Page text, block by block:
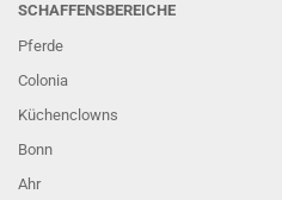
SCHAFFENSBEREICHE
Pferde
Colonia
Küchenclowns
Bonn
Ahr